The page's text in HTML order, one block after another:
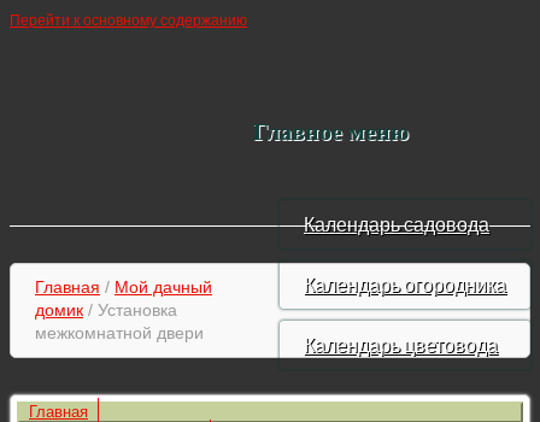
Перейти к основному содержанию
Главное меню
Календарь садовода
Календарь огородника
Календарь цветовода
Главная / Мой дачный
домик / Установка
межкомнатной двери
Главная